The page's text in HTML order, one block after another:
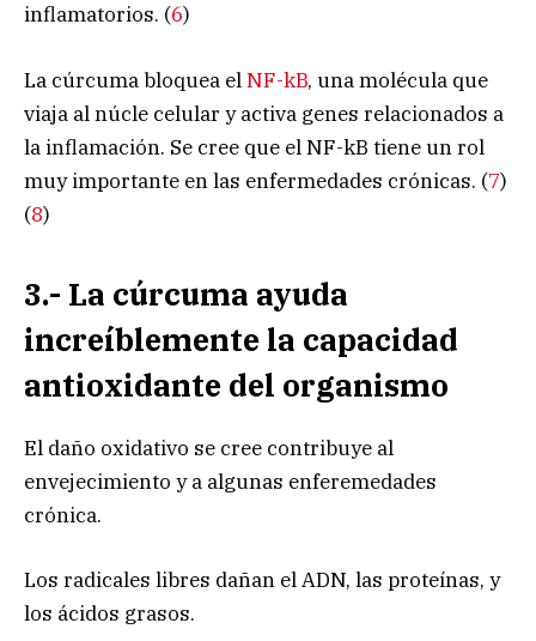
inflamatorios. (6)
La cúrcuma bloquea elNF-kB, una molécula que
viaja al núcle celular y activa genes relacionados a
la inflamación. Se cree que el NF-kB tiene un rol
muy importante en las enfermedades crónicas. (7)
(8)
3.- La cúrcuma ayuda
increíblemente la capacidad
antioxidante del organismo
El daño oxidativo se cree contribuye al
envejecimiento y a algunas enferemedades
crónica.
Los radicales libres dañan el ADN, las proteínas, y
los ácidos grasos.